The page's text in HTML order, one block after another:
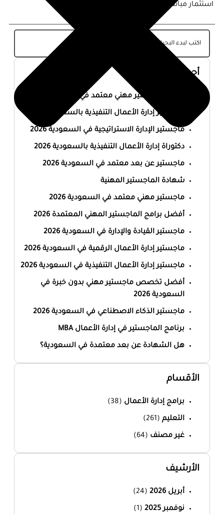
استثمار مباشر في مستقبل المؤسسة.
أحدث المقالات
أفضل ماجستير مهني معتمد في السعودية 2026
ماجستير إدارة الأعمال التنفيذية بالسعودية 2026
ماجستير الإدارة الاستراتيجية في السعودية 2026
دكتوراة إدارة الأعمال التنفيذية بالسعودية 2026
ماجستير عن بعد معتمد في السعودية 2026
شهادة الماجستير المهنية
ماجستير مهني معتمد في السعودية 2026
أفضل برامج الماجستير المهني المعتمدة 2026
ماجستير القيادة والإدارة في السعودية 2026
ماجستير إدارة الأعمال الرقمية في السعودية 2026
ماجستير إدارة الأعمال التنفيذية في السعودية 2026
أفضل تخصص ماجستير مهني بدون خبرة في
السعودية 2026
ماجستير الذكاء الاصطناعي في السعودية 2026
برنامج الماجستير في إدارة الأعمال MBA
هل الشهادة عن بعد معتمدة في السعودية؟
الأقسام
برامج إدارة الأعمال (38)
التعليم (261)
غير مصنف (64)
الأرشيف
أبريل 2026 (24)
نوفمبر 2025 (1)